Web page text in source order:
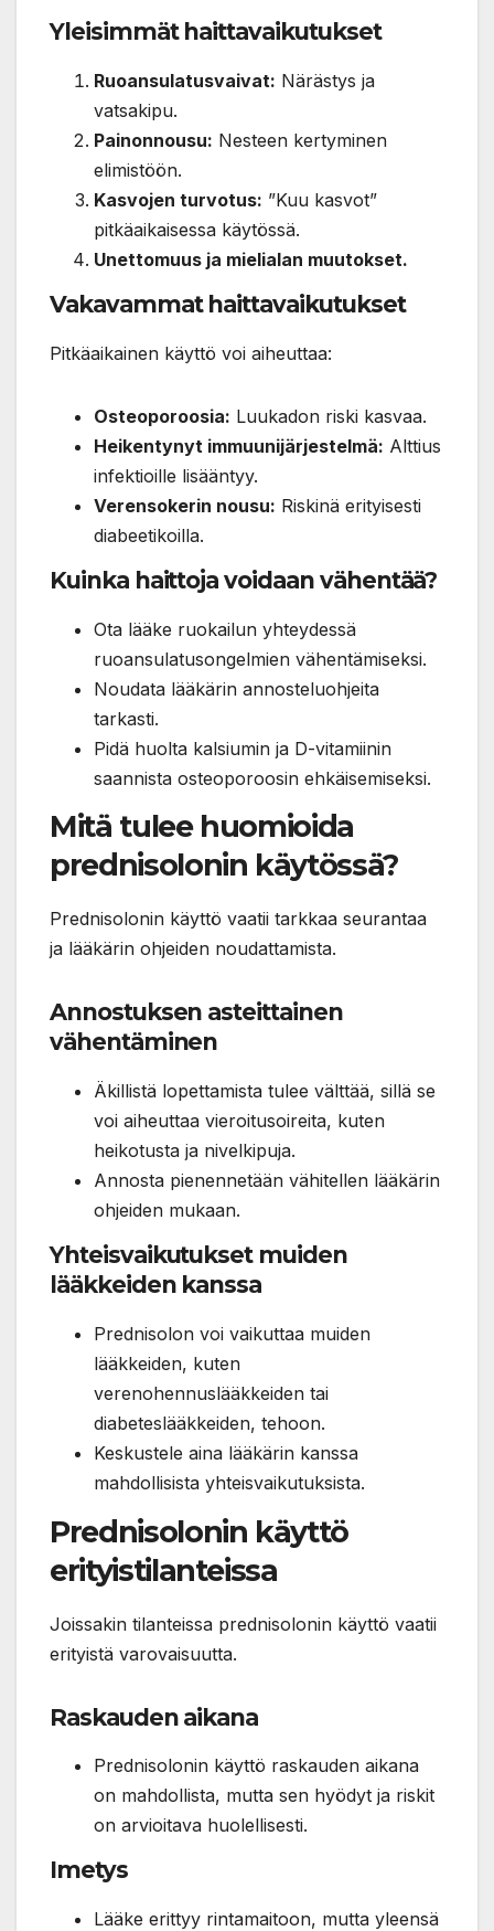
Yleisimmät haittavaikutukset
Ruoansulatusvaivat: Närästys ja
vatsakipu.
Painonnousu: Nesteen kertyminen
elimistöön.
Kasvojen turvotus: ”Kuu kasvot”
pitkäaikaisessa käytössä.
Unettomuus ja mielialan muutokset.
Vakavammat haittavaikutukset
Pitkäaikainen käyttö voi aiheuttaa:
Osteoporoosia: Luukadon riski kasvaa.
Heikentynyt immuunijärjestelmä: Alttius
infektioille lisääntyy.
Verensokerin nousu: Riskinä erityisesti
diabeetikoilla.
Kuinka haittoja voidaan vähentää?
Ota lääke ruokailun yhteydessä
ruoansulatusongelmien vähentämiseksi.
Noudata lääkärin annosteluohjeita
tarkasti.
Pidä huolta kalsiumin ja D-vitamiinin
saannista osteoporoosin ehkäisemiseksi.
Mitä tulee huomioida
prednisolonin käytössä?
Prednisolonin käyttö vaatii tarkkaa seurantaa
ja lääkärin ohjeiden noudattamista.
Annostuksen asteittainen
vähentäminen
Äkillistä lopettamista tulee välttää, sillä se
voi aiheuttaa vieroitusoireita, kuten
heikotusta ja nivelkipuja.
Annosta pienennetään vähitellen lääkärin
ohjeiden mukaan.
Yhteisvaikutukset muiden
lääkkeiden kanssa
Prednisolon voi vaikuttaa muiden
lääkkeiden, kuten
verenohennuslääkkeiden tai
diabeteslääkkeiden, tehoon.
Keskustele aina lääkärin kanssa
mahdollisista yhteisvaikutuksista.
Prednisolonin käyttö
erityistilanteissa
Joissakin tilanteissa prednisolonin käyttö vaatii
erityistä varovaisuutta.
Raskauden aikana
Prednisolonin käyttö raskauden aikana
on mahdollista, mutta sen hyödyt ja riskit
on arvioitava huolellisesti.
Imetys
Lääke erittyy rintamaitoon, mutta yleensä